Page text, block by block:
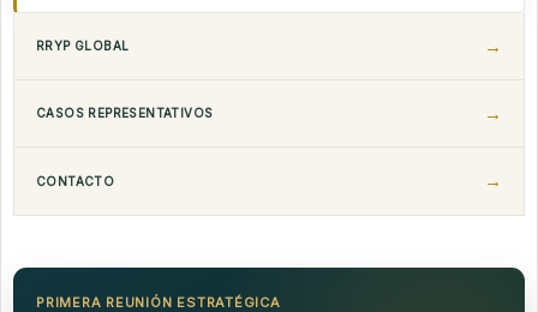
RRYP GLOBAL
CASOS REPRESENTATIVOS
CONTACTO
PRIMERA REUNIÓN ESTRATÉGICA